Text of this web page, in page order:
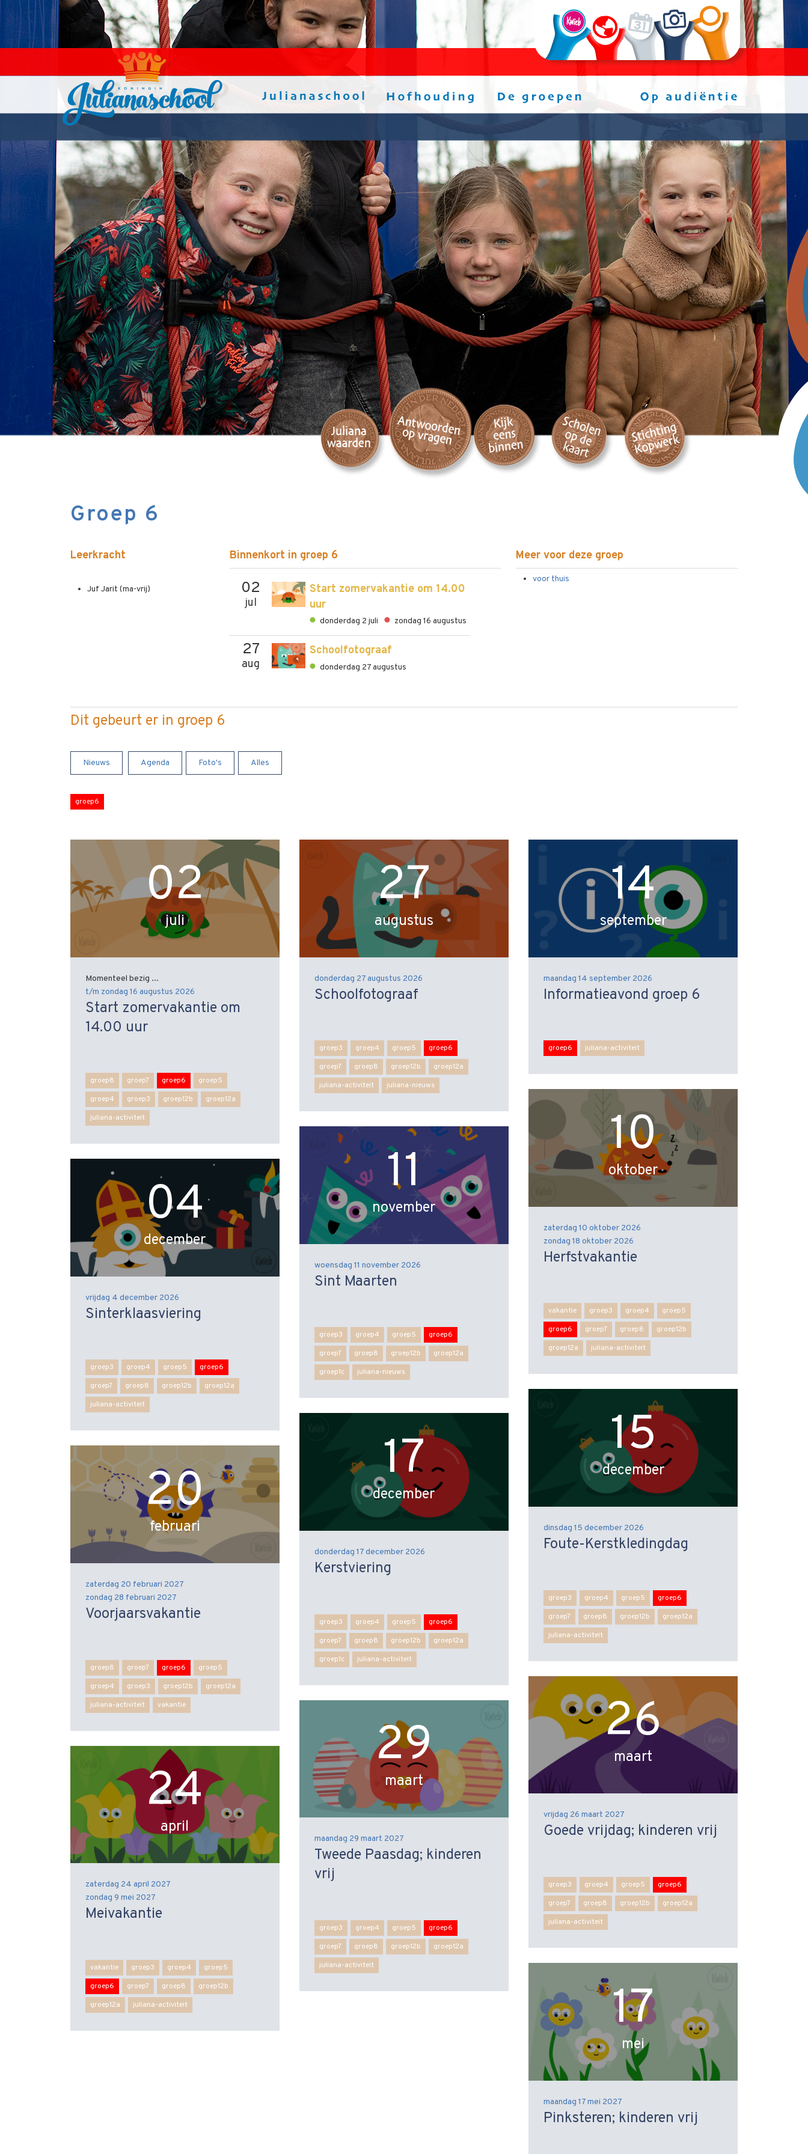
Groep 6
Leerkracht
Juf Jarit (ma-vrij)
Binnenkort in groep 6
02
jul
Start zomervakantie om 14.00
uur
donderdag 2 juli zondag 16 augustus
27
aug
Schoolfotograaf
donderdag 27 augustus
Meer voor deze groep
voor thuis
Dit gebeurt er in groep 6
Nieuws Agenda Foto's Alles
groep6
02
juli
Momenteel bezig ...
t/m zondag 16 augustus 2026
Start zomervakantie om
14.00 uur
groep8 groep7 groep6
groep5
groep4
groep3 groep12b
groep12a
juliana-activiteit
27
augustus
donderdag 27 augustus 2026
Schoolfotograaf
groep3 groep4 groep5
groep6
groep7
groep8 groep12b
groep12a
juliana-activiteit
juliana-nieuws
14
september
maandag 14 september 2026
Informatieavond groep 6
groep6 juliana-activiteit
10
oktober
zaterdag 10 oktober 2026
zondag 18 oktober 2026
Herfstvakantie
vakantie groep3 groep4
groep5
groep6
groep7 groep8
groep12b
groep12a
juliana-activiteit
11
november
woensdag 11 november 2026
Sint Maarten
groep3 groep4 groep5
groep6
groep7
groep8 groep12b
groep12a
groep1c
juliana-nieuws
04
december
vrijdag 4 december 2026
Sinterklaasviering
groep3 groep4 groep5
groep6
groep7
groep8 groep12b
groep12a
juliana-activiteit
15
december
dinsdag 15 december 2026
Foute-Kerstkledingdag
groep3 groep4 groep5
groep6
groep7
groep8 groep12b
groep12a
juliana-activiteit
17
december
donderdag 17 december 2026
Kerstviering
groep3 groep4 groep5
groep6
groep7
groep8 groep12b
groep12a
groep1c
juliana-activiteit
20
februari
zaterdag 20 februari 2027
zondag 28 februari 2027
Voorjaarsvakantie
groep8 groep7 groep6
groep5
groep4
groep3 groep12b
groep12a
juliana-activiteit
vakantie 26
maart
vrijdag 26 maart 2027
Goede vrijdag; kinderen vrij
groep3 groep4 groep5
groep6
groep7
groep8 groep12b
groep12a
juliana-activiteit
29
maart
maandag 29 maart 2027
Tweede Paasdag; kinderen
vrij
groep3 groep4 groep5
groep6
groep7
groep8 groep12b
groep12a
juliana-activiteit
24
april
zaterdag 24 april 2027
zondag 9 mei 2027
Meivakantie
vakantie groep3 groep4
groep5
groep6
groep7 groep8
groep12b
groep12a
juliana-activiteit 17
mei
maandag 17 mei 2027
Pinksteren; kinderen vrij